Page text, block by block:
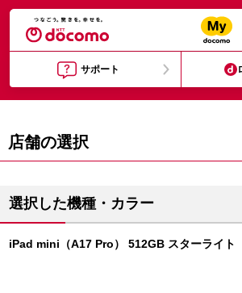
サポート
店舗の選択
選択した機種・カラー
iPad mini（A17 Pro） 512GB スターライト